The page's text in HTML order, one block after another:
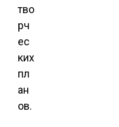
тво
рч
ес
ких
пл
ан
ов.